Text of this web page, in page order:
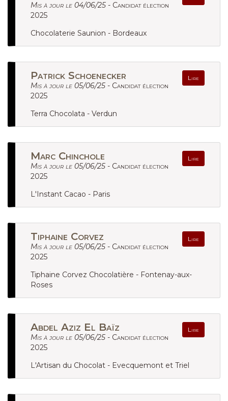
Mis à jour le 04/06/25 - Candidat élection
2025
Chocolaterie Saunion - Bordeaux
Patrick Schoenecker Lire
Mis à jour le 05/06/25 - Candidat élection
2025
Terra Chocolata - Verdun
Marc Chinchole Lire
Mis à jour le 05/06/25 - Candidat élection
2025
L'Instant Cacao - Paris
Tiphaine Corvez Lire
Mis à jour le 05/06/25 - Candidat élection
2025
Tiphaine Corvez Chocolatière - Fontenay-aux-
Roses
Abdel Aziz El Baïz Lire
Mis à jour le 05/06/25 - Candidat élection
2025
L'Artisan du Chocolat - Evecquemont et Triel